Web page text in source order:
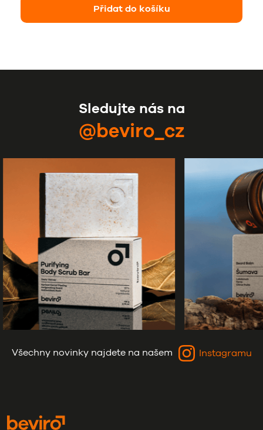
Přidat do košíku
Sledujte nás na
@beviro_cz
Všechny novinky najdete na našem Instagramu